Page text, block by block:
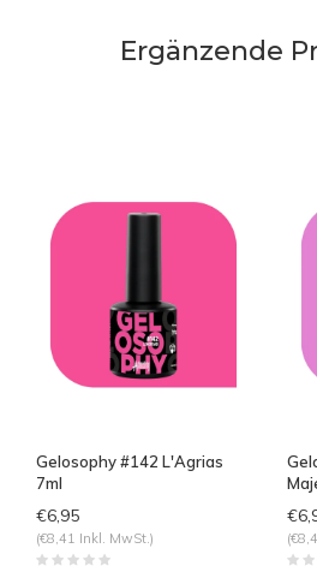
Ergänzende
Gelosophy #142 L'Agrias
7ml
€6,95
(€8,41 Inkl. MwSt.)